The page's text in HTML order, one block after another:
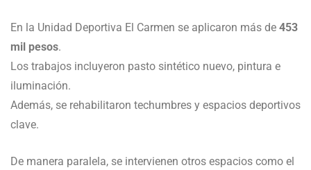
En la Unidad Deportiva El Carmen se aplicaron más de 453
mil pesos.
Los trabajos incluyeron pasto sintético nuevo, pintura e
iluminación.
Además, se rehabilitaron techumbres y espacios deportivos
clave.
De manera paralela, se intervienen otros espacios como el